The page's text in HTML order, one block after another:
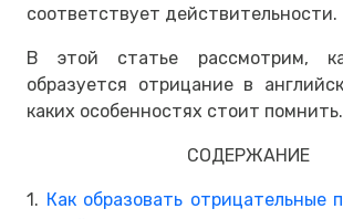
соответствует действительности.
В этой статье рассмотрим,
образуется отрицание в
каких особенностях стоит помнить.
СОДЕРЖАНИЕ
1. Как образовать отрицательные